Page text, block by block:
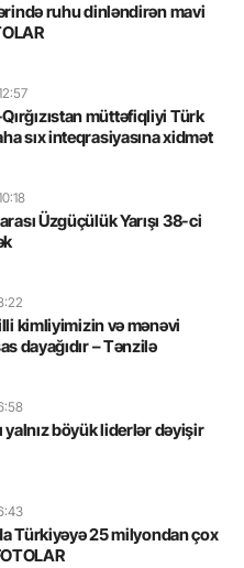
ruhu dinləndirən mavi
müttəfiqliyi Türk
sıx inteqrasiyasına xidmət
Üzgüçülük Yarışı 38-ci
kimliyimizin və mənəvi
dayağıdır – Tənzilə
yalnız böyük liderlər dəyişir
Türkiyəyə 25 milyondan çox